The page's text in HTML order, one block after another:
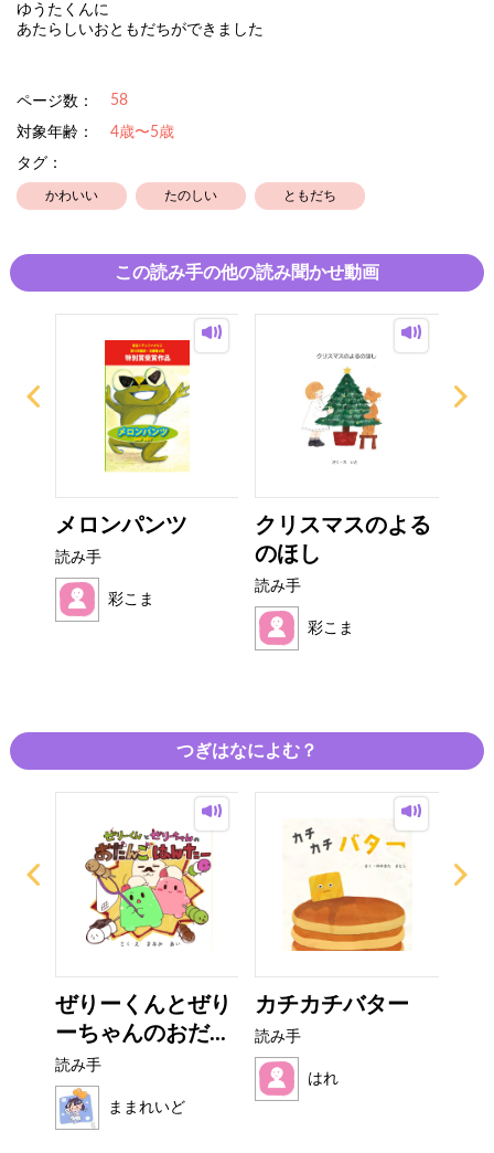
ゆうたくんに
あたらしいおともだちができました
ページ数： 58
対象年齢：
4歳〜5歳
タグ：
かわいい たのしい ともだち
この読み手の他の読み聞かせ動画
メロンパンツ
読み手
彩こま
クリスマスのよる
のほし
読み手
彩こま
つぎはなによむ？
ぜりーくんとぜり
ーちゃんのおだ...
読み手
ままれいど
カチカチバター
読み手
はれ